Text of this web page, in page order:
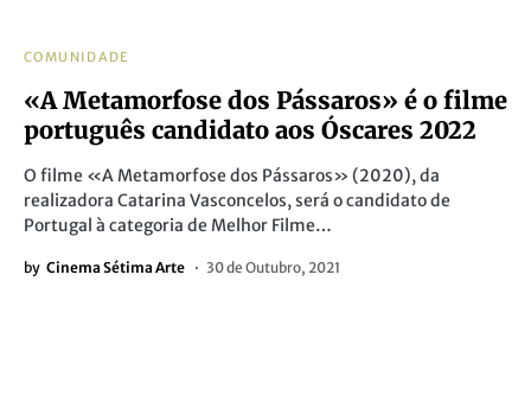
COMUNIDADE
«A Metamorfose dos Pássaros» é o filme
português candidato aos Óscares 2022
O filme «A Metamorfose dos Pássaros» (2020), da
realizadora Catarina Vasconcelos, será o candidato de
Portugal à categoria de Melhor Filme…
by Cinema Sétima Arte 30 de Outubro, 2021